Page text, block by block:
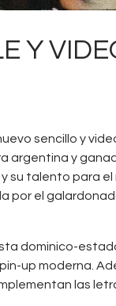
Y
sencillo y
argentina y
su talento para
por el
dominico-
up moderna.
las